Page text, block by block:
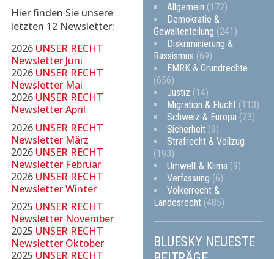
Hier finden Sie unsere
letzten 12 Newsletter:
2026 UNSER RECHT
Newsletter Juni
2026 UNSER RECHT
Newsletter Mai
2026 UNSER RECHT
Newsletter April
2026 UNSER RECHT
Newsletter März
2026 UNSER RECHT
Newsletter Februar
2026 UNSER RECHT
Newsletter Winter
2025 UNSER RECHT
Newsletter November
2025 UNSER RECHT
Newsletter Oktober
2025 UNSER RECHT
Allgemein (172)
Demokratie &
Gewaltenteilung (241)
Diskriminierung &
Rassismus (69)
EMRK & Grundrechte
(656)
Justiz (14)
Migration & Flucht (113)
Schweiz & Europa (23)
Sicherheit (9)
Strafrecht & Vollzug
(193)
Umwelt & Klima (9)
Verfassung (6)
Völkerrecht &
Landesrecht (485)
BLUESKY NEUESTE